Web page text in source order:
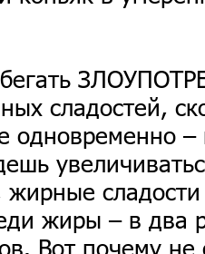
сладостей,
одновременно –
жиры – в два
Вот почему